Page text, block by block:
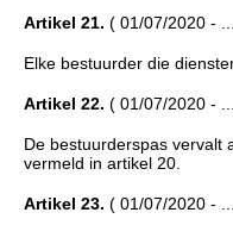
Artikel 21. ( 01/07/2020 -
Elke bestuurder die
Artikel 22. ( 01/07/2020 -
De bestuurderspas vervalt
vermeld in artikel 20.
Artikel 23. ( 01/07/2020 -